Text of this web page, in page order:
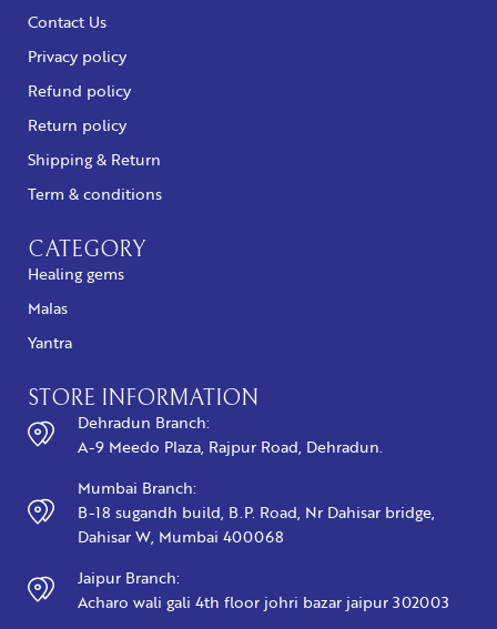
Contact Us
Privacy policy
Refund policy
Return policy
Shipping & Return
Term & conditions
CATEGORY
Healing gems
Malas
Yantra
STORE INFORMATION
Dehradun Branch:
A-9 Meedo Plaza, Rajpur Road, Dehradun.
Mumbai Branch:
B-18 sugandh build, B.P. Road, Nr Dahisar bridge,
Dahisar W, Mumbai 400068
Jaipur Branch:
Acharo wali gali 4th floor johri bazar jaipur 302003